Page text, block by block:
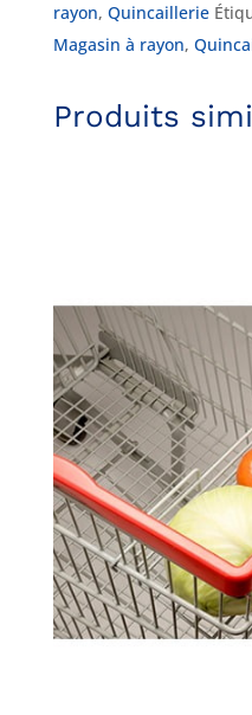
rayon, Quincaillerie
Magasin à rayon,
Produits